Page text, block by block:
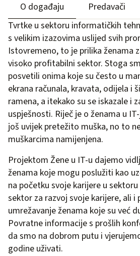
O događaju Predavači
Tvrtke u sektoru informatičkih
s velikim izazovima uslijed svih
Istovremeno, to je prilika ženama
visoko profitabilni sektor. Stoga
posvetili onima koje su često u
ekrana računala, kravata, odijela i
ramena, a itekako su se iskazale i
uspješnosti. Riječ je o ženama u
još uvijek pretežito muška, no to
muškarcima namijenjena.
Projektom Žene u IT-u dajemo
ženama koje mogu poslužiti kao
na početku svoje karijere u
sektor za razvoj svoje karijere, ali i
umrežavanje ženama koje su već
Povratne informacije s prošlih
da smo na dobrom putu i
godine uživati.